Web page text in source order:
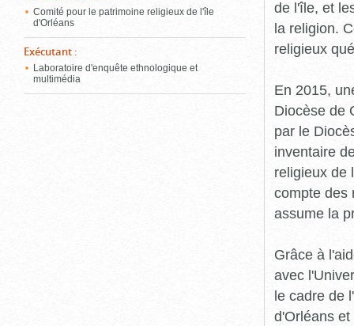
Comité pour le patrimoine religieux de l'île
d'Orléans
Exécutant :
Laboratoire d'enquête ethnologique et
multimédia
de l'île, et
la religion.
religieux
En 2015,
Diocèse de
par le
inventaire
religieux de
compte des
assume la
Grâce à
avec
le cadre de
d'Orléans